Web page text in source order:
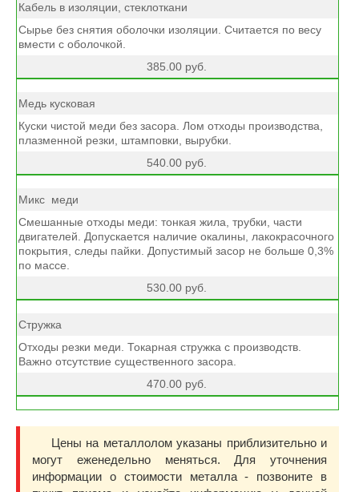
Кабель в изоляции, стеклоткани
Сырье без снятия оболочки изоляции. Считается по весу
вмести с оболочкой.
385.00 руб.
Медь кусковая
Куски чистой меди без засора. Лом отходы производства,
плазменной резки, штамповки, вырубки.
540.00 руб.
Микс меди
Смешанные отходы меди: тонкая жила, трубки, части
двигателей. Допускается наличие окалины, лакокрасочного
покрытия, следы пайки. Допустимый засор не больше 0,3%
по массе.
530.00 руб.
Стружка
Отходы резки меди. Токарная стружка с производств.
Важно отсутствие существенного засора.
470.00 руб.
Цены на металлолом указаны приблизительно и
могут еженедельно меняться. Для уточнения
информации о стоимости металла - позвоните в